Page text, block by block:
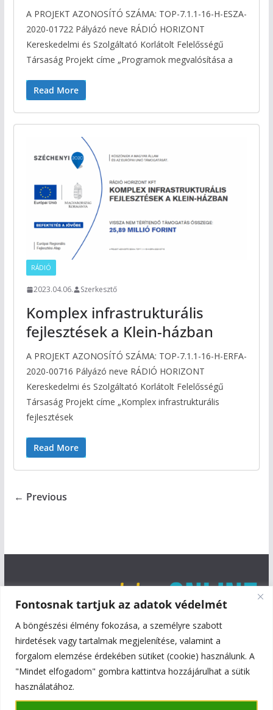
Fontosnak tartjuk az adatok védelmét
A böngészési élmény fokozása, a személyre szabott
hirdetések vagy tartalmak megjelenítése, valamint a
forgalom elemzése érdekében sütiket (cookie) használunk. A
"Mindet elfogadom" gombra kattintva hozzájárulhat a sütik
használatához.
A PROJEKT AZONOSÍTÓ SZÁMA: TOP-7.1.1-16-H-ESZA-
2020-01722 Pályázó neve RÁDIÓ HORIZONT
Kereskedelmi és Szolgáltató Korlátolt Felelősségű
Társaság Projekt címe „Programok megvalósítása a
Read More
RÁDIÓ
2023.04.06. Szerkesztő
Komplex infrastrukturális
fejlesztések a Klein-házban
A PROJEKT AZONOSÍTÓ SZÁMA: TOP-7.1.1-16-H-ERFA-
2020-00716 Pályázó neve RÁDIÓ HORIZONT
Kereskedelmi és Szolgáltató Korlátolt Felelősségű
Társaság Projekt címe „Komplex infrastrukturális
fejlesztések
Read More
← Previous